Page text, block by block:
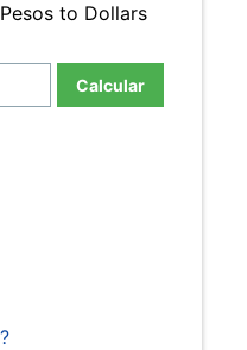
to Dollars
Calcular